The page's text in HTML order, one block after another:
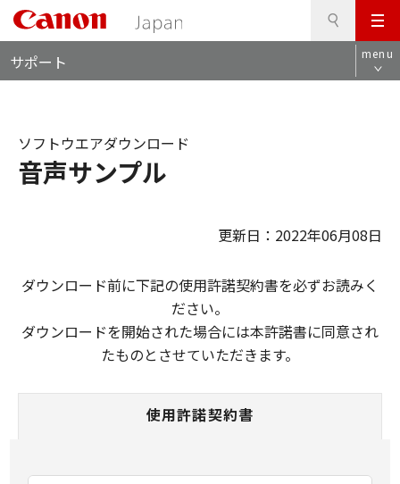
メ
ニ
ュ
サポート menu
音声サンプル
ソフトウエアダウンロード
更新日：2022年06月08日
ダウンロード前に下記の使用許諾契約書を必ずお読みく
ださい。
ダウンロードを開始された場合には本許諾書に同意され
たものとさせていただきます。
使用許諾契約書